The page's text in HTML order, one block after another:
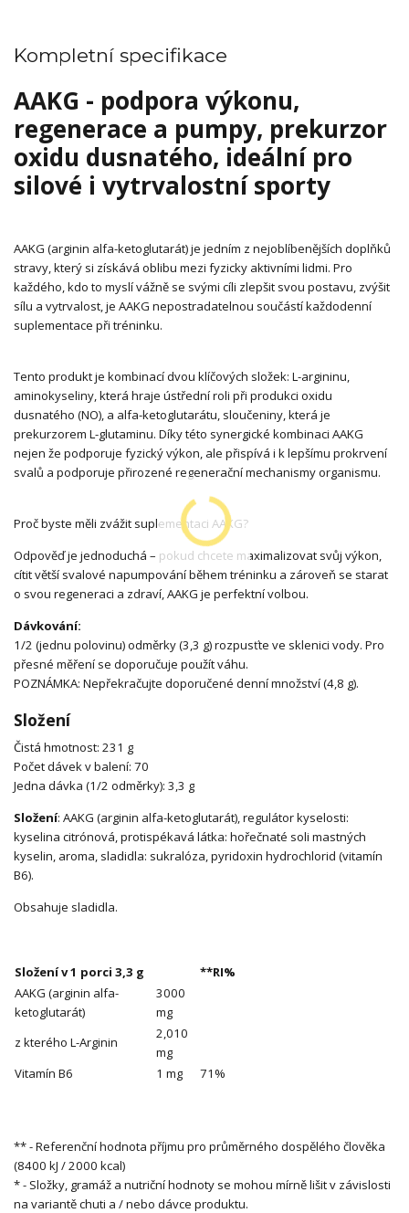
Kompletní specifikace
AAKG - podpora výkonu,
regenerace a pumpy, prekurzor
oxidu dusnatého, ideální pro
silové i vytrvalostní sporty
AAKG (arginin alfa-ketoglutarát) je jedním z nejoblíbenějších doplňků
stravy, který si získává oblibu mezi fyzicky aktivními lidmi. Pro
každého, kdo to myslí vážně se svými cíli zlepšit svou postavu, zvýšit
sílu a vytrvalost, je AAKG nepostradatelnou součástí každodenní
suplementace při tréninku.
Tento produkt je kombinací dvou klíčových složek: L-argininu,
aminokyseliny, která hraje ústřední roli při produkci oxidu
dusnatého (NO), a alfa-ketoglutarátu, sloučeniny, která je
prekurzorem L-glutaminu. Díky této synergické kombinaci AAKG
nejen že podporuje fyzický výkon, ale přispívá i k lepšímu prokrvení
svalů a podporuje přirozené regenerační mechanismy organismu.
Proč byste měli zvážit suplementaci AAKG?
Odpověď je jednoduchá – pokud chcete maximalizovat svůj výkon,
cítit větší svalové napumpování během tréninku a zároveň se starat
o svou regeneraci a zdraví, AAKG je perfektní volbou.
Dávkování:
1/2 (jednu polovinu) odměrky (3,3 g) rozpusťte ve sklenici vody. Pro
přesné měření se doporučuje použít váhu.
POZNÁMKA: Nepřekračujte doporučené denní množství (4,8 g).
Složení
Čistá hmotnost: 231 g
Počet dávek v balení: 70
Jedna dávka (1/2 odměrky): 3,3 g
Složení: AAKG (arginin alfa-ketoglutarát), regulátor kyselosti:
kyselina citrónová, protispékavá látka: hořečnaté soli mastných
kyselin, aroma, sladidla: sukralóza, pyridoxin hydrochlorid (vitamín
B6).
Obsahuje sladidla.
Složení v 1 porci 3,3 g
**RI%
AAKG (arginin alfa-
ketoglutarát)
3000
mg
z kterého L-Arginin
2,010
mg
Vitamín B6
1 mg 71%
** - Referenční hodnota příjmu pro průměrného dospělého člověka
(8400 kJ / 2000 kcal)
* - Složky, gramáž a nutriční hodnoty se mohou mírně lišit v závislosti
na variantě chuti a / nebo dávce produktu.